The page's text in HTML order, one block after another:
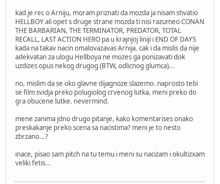
kad je rec o Arniju, moram priznati da mozda ja nisam shvatio
HELLBOY ali opet s druge strane mozda ti nisi razumeo CONAN
THE BARBARIAN, THE TERMINATOR, PREDATOR, TOTAL
RECALL, LAST ACTION HERO pa u krajnjoj liniji i END OF DAYS
kada na takav nacin omalovazavas Arnija. cak i da mislis da nije
adekvatan za ulogu Hellboya ne mozes ga ponizavati dok
uzdizes opus nekog drugog (BTW, odlicnog glumca)...
no, mislim da se oko glavne dijagnoze slazemo. naprosto tebi
se film svidja preko polugiolog crvenog lutka, meni preko do
gra obucene lutke. nevermind.
mene zanima jdno drugo pitanje, kako komentarises onako
preskakanje preko scena sa nacistima? meni je to nesto
zbrzano...?
inace, pisao sam pitch na tu temu i meni su nacizam i okultizxam
veliki fetis...